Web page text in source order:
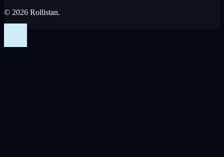
© 2026 Rollistan.